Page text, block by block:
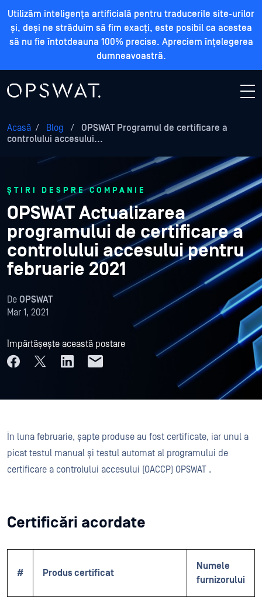
Utilizăm inteligența artificială pentru traducerile site-urilor
și, deși ne străduim să fim exacți, este posibil ca acestea
să nu fie întotdeauna 100% precise. Apreciem înțelegerea
dumneavoastră.
Acasă / Blog /
OPSWAT Programul de certificare a
controlului accesului...
ȘTIRI DESPRE COMPANIE
OPSWAT Actualizarea
programului de certificare a
controlului accesului pentru
februarie 2021
De OPSWAT
Mar 1, 2021
Împărtășește această postare
În luna februarie, șapte produse au fost certificate, iar unul a
picat testul manual și testul automat al programului de
certificare a controlului accesului (OACCP) OPSWAT .
Certificări acordate
# Produs certificat
Numele
furnizorului